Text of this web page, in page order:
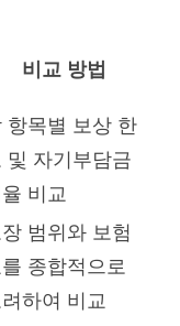
비교 방법
항목별 보상 한
및 자기부담금
비교
장 범위와 보험
를 종합적으로
려하여 비교